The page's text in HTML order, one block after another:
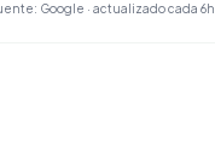
Google · actualizado cada 6h